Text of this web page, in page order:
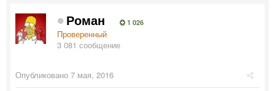
Роман 1 026
Проверенный
3 081 сообщение
Опубликовано 7 мая, 2016